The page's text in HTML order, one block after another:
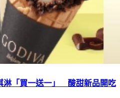
淋「買一送一」 酸甜新品開吃